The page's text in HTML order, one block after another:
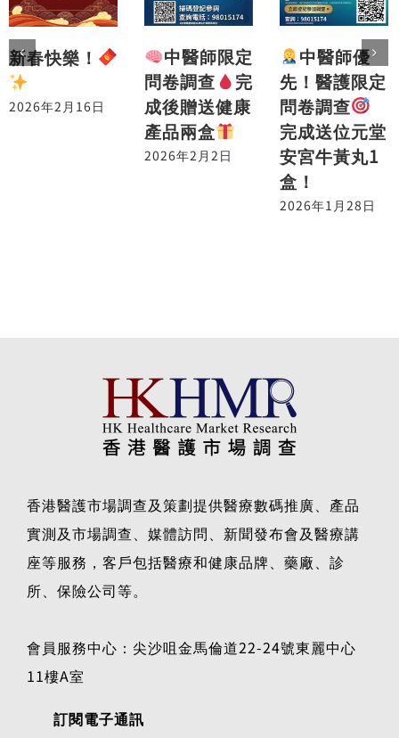
新春快樂！
2026年2月16日
中醫師限定
問卷調查
完
成後贈送健康
產品兩盒
2026年2月2日
中醫師優
先！醫護限定
問卷調查
完成送位元堂
安宮牛黃丸1
盒！
2026年1月28日
香港醫護市場調查及策劃提供醫療數碼推廣、產品
實測及市場調查、媒體訪問、新聞發布會及醫療講
座等服務，客戶包括醫療和健康品牌、藥廠、診
所、保險公司等。
會員服務中心：尖沙咀金馬倫道22-24號東麗中心
11樓A室
訂閱電子通訊